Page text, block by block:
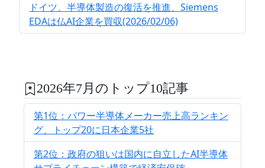
ドイツ、半導体製造の復活を推進、Siemens
EDAは仏AI企業を買収(2026/02/06)
2026年7月のトップ10記事
第1位：パワー半導体メーカー売上高ランキン
グ、トップ20に日本企業5社
第2位：政府の狙いは国内に自立したAI半導体